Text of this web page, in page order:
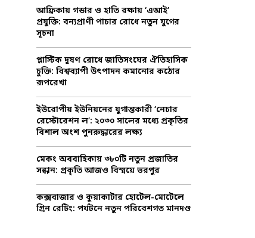
o
r
:
R
C
H
আফ্রিকায় গন্ডার ও হাতি রক্ষায় ‘এআই’
প্রযুক্তি: বন্যপ্রাণী পাচার রোধে নতুন যুগের
সূচনা
প্লাস্টিক দূষণ রোধে জাতিসংঘের ঐতিহাসিক
চুক্তি: বিশ্বব্যাপী উৎপাদন কমানোর কঠোর
রূপরেখা
ইউরোপীয় ইউনিয়নের যুগান্তকারী ‘নেচার
রেস্টোরেশন ল’: ২০৩০ সালের মধ্যে প্রকৃতির
বিশাল অংশ পুনরুদ্ধারের লক্ষ্য
মেকং অববাহিকায় ৩৮০টি নতুন প্রজাতির
সন্ধান: প্রকৃতি আজও বিস্ময়ে ভরপুর
কক্সবাজার ও কুয়াকাটার হোটেল-মোটেলে
গ্রিন রেটিং: পর্যটনে নতুন পরিবেশগত মানদণ্ড